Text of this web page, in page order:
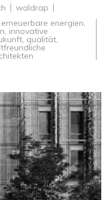
waldrap
erneuerbare energien,
, innovative
, qualität,